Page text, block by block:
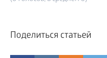
Поделиться статьей